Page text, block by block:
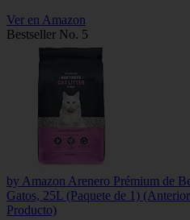
Ver en Amazon
Bestseller No. 5
by Amazon Arenero Prémium de
Gatos, 25L (Paquete de 1)
Producto)